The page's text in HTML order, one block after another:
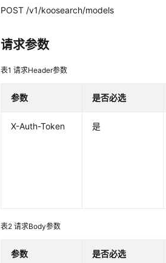
POST /v1/koosearch/models
请求参数
表1请求Header参数
参数 是否必选
X-Auth-Token 是
表2请求Body参数
参数 是否必选